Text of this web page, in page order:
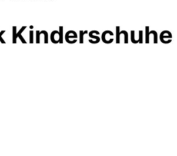
Kinderschuhe